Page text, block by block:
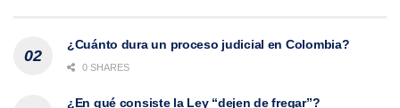
¿Cuánto dura un proceso judicial en Colombia?
0 SHARES
¿En qué consiste la Ley “dejen de fregar”?